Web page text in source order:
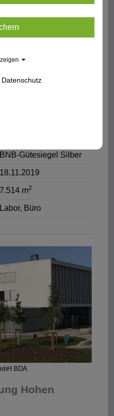
Genomics of
Greifswald
Betrieb für Bau und
BNB-Gütesiegel Silber
18.11.2019
7.514 m2
Labor, Büro
BDA
Hohen
Datenschutz